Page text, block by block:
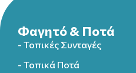
Φαγητό & Ποτά
- Τοπικές Συνταγές
- Τοπικά Ποτά